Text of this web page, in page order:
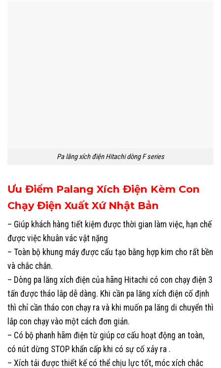
Pa lăng xích điện Hitachi dòng F series
Ưu Điểm Palang Xích Điện Kèm Con
Chạy Điện Xuất Xứ Nhật Bản
– Giúp khách hàng tiết kiệm được thời gian làm việc, hạn chế
được việc khuân vác vật nặng
– Toàn bộ khung máy được cấu tạo bằng hợp kim cho rất bền
và chắc chắn.
– Dòng pa lăng xích điện của hãng Hitachi có con chạy điện 3
tấn được tháo lắp dễ dàng. Khi cần pa lăng xích điện cố định
thì chỉ cần tháo con chạy ra và khi muốn pa lăng di chuyển thì
lắp con chạy vào một cách đơn giản.
– Có bộ phanh hãm điện từ giúp cơ cấu hoạt động an toàn,
có nút dừng STOP khẩn cấp khi có sự cố xảy ra .
– Xích tải được thiết kế có thể chịu lực tốt, móc xích chắc